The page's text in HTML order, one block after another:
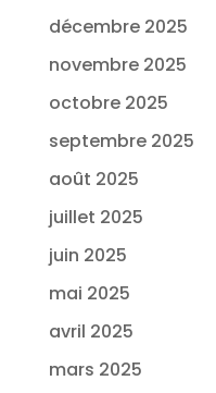
décembre 2025
novembre 2025
octobre 2025
septembre 2025
août 2025
juillet 2025
juin 2025
mai 2025
avril 2025
mars 2025